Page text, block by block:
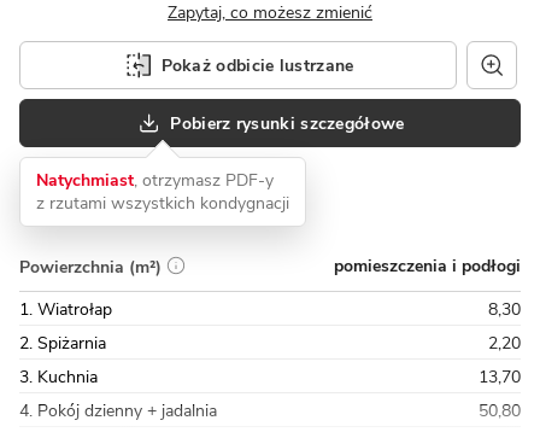
Zapytaj, co możesz zmienić
Pokaż odbicie lustrzane
Pobierz rysunki szczegółowe
Natychmiast, otrzymasz PDF-y
z rzutami wszystkich kondygnacji
Powierzchnia (m²)
pomieszczenia i podłogi
1. Wiatrołap
8,30
2. Spiżarnia
2,20
3. Kuchnia
13,70
4. Pokój dzienny + jadalnia
50,80